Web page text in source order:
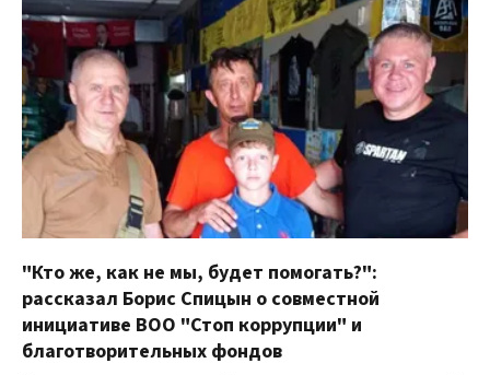
"Кто же, как не мы, будет помогать?":
рассказал Борис Спицын о совместной
инициативе ВОО "Стоп коррупции" и
благотворительных фондов